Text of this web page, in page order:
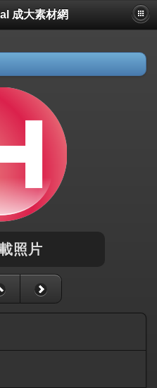
成大素材網
照片